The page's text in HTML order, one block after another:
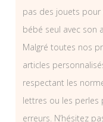
pas des jouets pour
bébé seul avec son
Malgré toutes nos
articles
respectant les
lettres ou les
erreurs. N’hésitez